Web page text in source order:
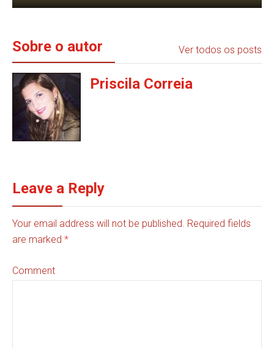
Sobre o autor Ver todos os posts
Priscila Correia
Leave a Reply
Your email address will not be published. Required fields
are marked *
Comment